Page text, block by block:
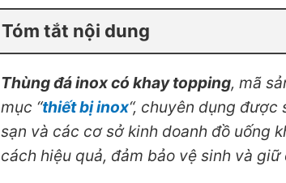
Tóm tắt nội dung
Thùng đá inox có khay topping, mã
mục “thiết bị inox“, chuyên dụng
sạn và các cơ sở kinh doanh đồ uống
cách hiệu quả, đảm bảo vệ sinh và